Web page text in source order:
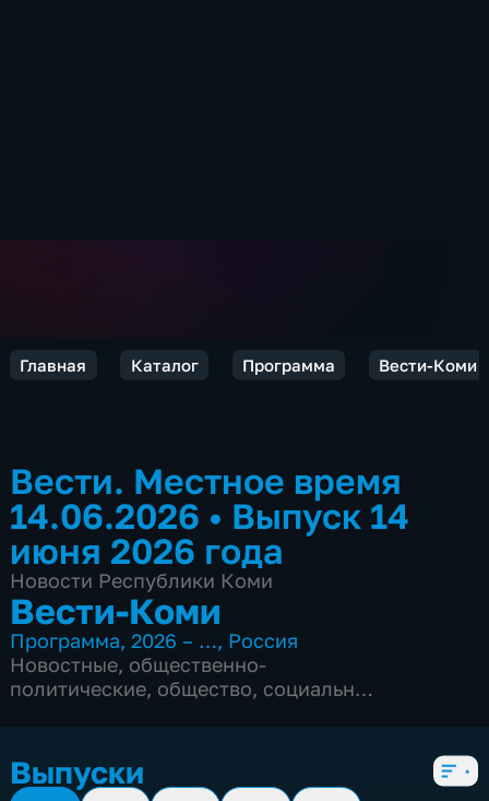
Главная Каталог Программа Вести-Коми
Вести. Местное время
14.06.2026 • Выпуск 14
июня 2026 года
Новости Республики Коми
Вести-Коми
Программа,2026 – …, Россия
Новостные, общественно-
политические, общество, социально-
Выпуски